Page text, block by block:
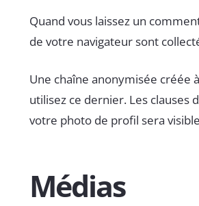
Quand vous laissez un
de votre navigateur sont
Une chaîne anonymisée créée
utilisez ce dernier. Les
votre photo de profil sera
Médias